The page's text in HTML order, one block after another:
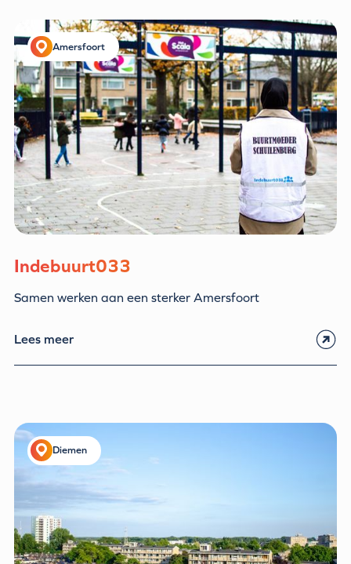
Amersfoort
Indebuurt033
Samen werken aan een sterker Amersfoort
Lees meer
Diemen